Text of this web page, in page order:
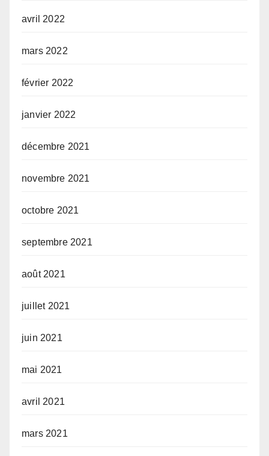
avril 2022
mars 2022
février 2022
janvier 2022
décembre 2021
novembre 2021
octobre 2021
septembre 2021
août 2021
juillet 2021
juin 2021
mai 2021
avril 2021
mars 2021